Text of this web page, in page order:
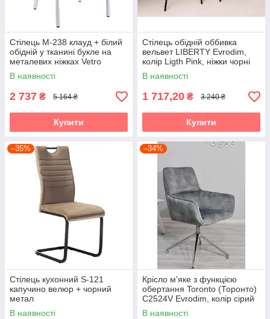
Стілець M-238 клауд + білий
обідній у тканині букле на
металевих ніжках Vetro
В наявності
2 737 ₴ 5 164 ₴
Купити
Стілець обідній оббивка
вельвет LIBERTY Evrodim,
колір Ligth Pink, ніжки чорні
В наявності
1 717,20 ₴ 3 240 ₴
Купити
–35%
Стілець кухонний S-121
капучино велюр + чорний
метал
В наявності
–34%
Крісло м'яке з функцією
обертання Toronto (Торонто)
C2524V Evrodim, колір сірий
В наявності